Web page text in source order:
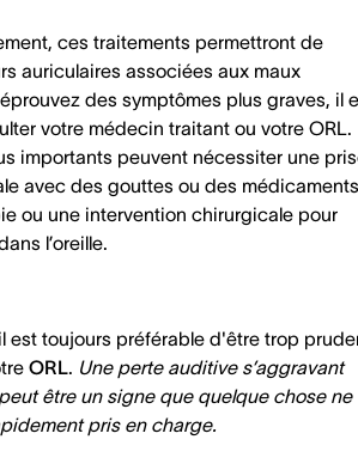
ces traitements permettront de
auriculaires associées aux maux
des symptômes plus graves, il
votre médecin traitant ou votre ORL.
importants peuvent nécessiter une
avec des gouttes ou des
ou une intervention chirurgicale pour
l’oreille.
est toujours préférable d'être trop
ORL. Une perte auditive s’aggravant
être un signe que quelque chose ne
pris en charge.